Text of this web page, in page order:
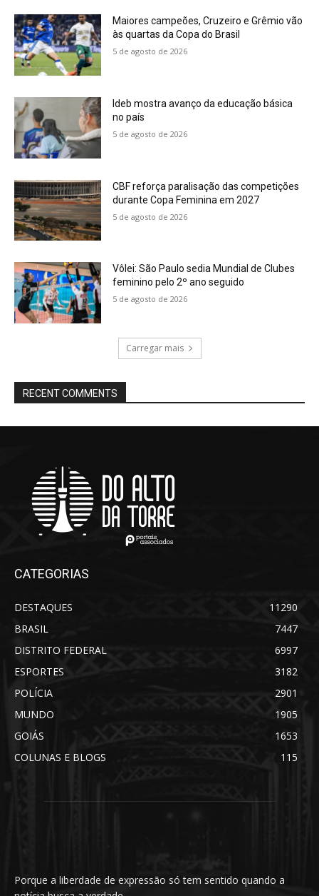
Maiores campeões, Cruzeiro e Grêmio vão
às quartas da Copa do Brasil
5 de agosto de 2026
Ideb mostra avanço da educação básica
no país
5 de agosto de 2026
CBF reforça paralisação das competições
durante Copa Feminina em 2027
5 de agosto de 2026
Vôlei: São Paulo sedia Mundial de Clubes
feminino pelo 2º ano seguido
5 de agosto de 2026
Carregar mais
RECENT COMMENTS
CATEGORIAS
DESTAQUES
11290
BRASIL
7447
DISTRITO FEDERAL
6997
ESPORTES
3182
POLÍCIA
2901
MUNDO
1905
GOIÁS
1653
COLUNAS E BLOGS
115
Porque a liberdade de expressão só tem sentido quando a